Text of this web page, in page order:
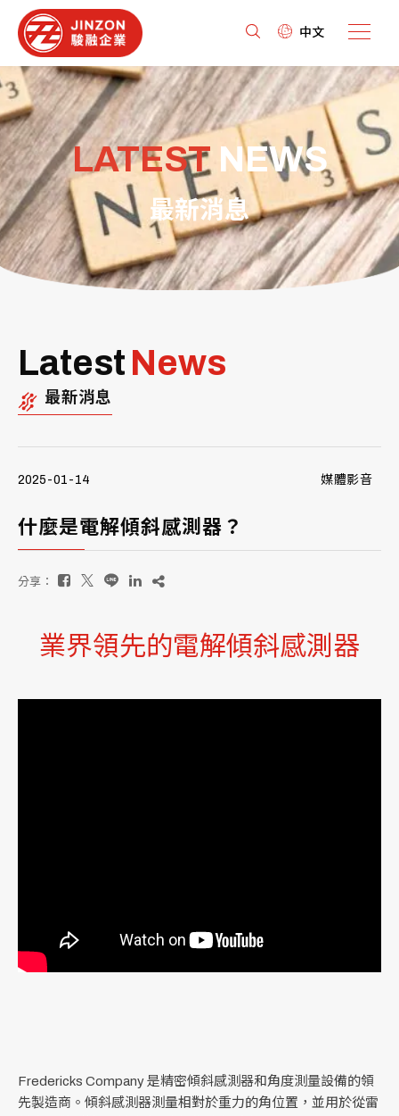
中文
LATEST NEWS
最新消息
Latest News
最新消息
2025-01-14 媒體影音
什麼是電解傾斜感測器？
分享：
業界領先的電解傾斜感測器
Fredericks Company 是精密傾斜感測器和角度測量設備的領
先製造商。傾斜感測器測量相對於重力的角位置，並用於從雷